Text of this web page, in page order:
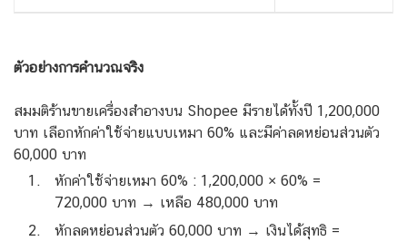
ตัวอย่างการคำนวณจริง
สมมติร้านขายเครื่องสำอางบน Shopee มีรายได้ทั้งปี 1,200,000
บาท เลือกหักค่าใช้จ่ายแบบเหมา 60% และมีค่าลดหย่อนส่วนตัว
60,000 บาท
หักค่าใช้จ่ายเหมา 60% : 1,200,000 × 60% =
720,000 บาท → เหลือ 480,000 บาท
หักลดหย่อนส่วนตัว 60,000 บาท → เงินได้สุทธิ =